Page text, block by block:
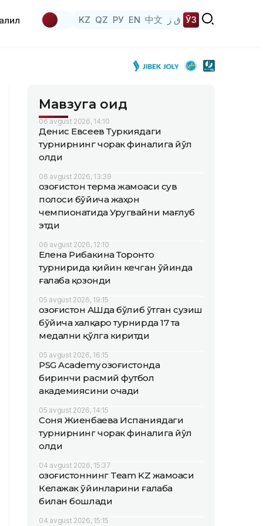
KZ QZ РУ EN 中文 ق ز ЎЗ
Мавзуга оид
06 avgust 2026, 14:10
Денис Евсеев Туркиядаги
турнирнинг чорак финалига йўл
олди
06 avgust 2026, 13:39
Қозоғистон терма жамоаси сув
полоси бўйича жаҳон
чемпионатида Уругвайни мағлуб
этди
06 avgust 2026, 12:10
Елена Рибакина Торонто
турнирида қийин кечган ўйинда
ғалаба қозонди
05 avgust 2026, 19:15
Қозоғистон АҚШда бўлиб ўтган сузиш
бўйича халқаро турнирда 17 та
медални қўлга киритди
05 avgust 2026, 16:15
PSG Academy Қозоғистонда
биринчи расмий футбол
академиясини очади
05 avgust 2026, 14:15
Соня Жиенбаева Испаниядаги
турнирнинг чорак финалига йўл
олди
04 avgust 2026, 15:37
Қозоғистоннинг Team KZ жамоаси
Келажак ўйинларини ғалаба
билан бошлади
04 avgust 2026, 15:15